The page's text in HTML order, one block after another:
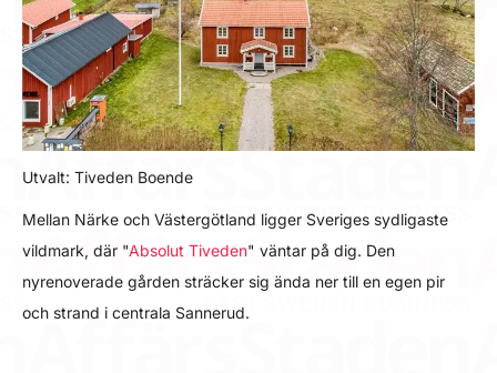
Utvalt: Tiveden Boende
Mellan Närke och Västergötland ligger Sveriges sydligaste
vildmark, där "Absolut Tiveden" väntar på dig. Den
nyrenoverade gården sträcker sig ända ner till en egen pir
och strand i centrala Sannerud.